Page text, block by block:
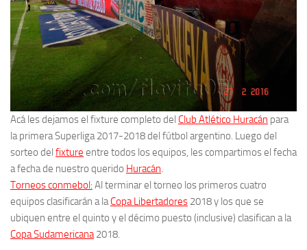
Acá les dejamos el fixture completo del Club Atlético Huracán para
la primera Superliga 2017-2018 del fútbol argentino. Luego del
sorteo del fixture entre todos los equipos, les compartimos el fecha
a fecha de nuestro querido Huracán
Torneos conmebol: Al terminar el torneo los primeros cuatro
equipos clasificarán a la Copa Libertadores 2018 y los que se
ubiquen entre el quinto y el décimo puesto (inclusive) clasifican a la
Copa Sudamericana 2018.